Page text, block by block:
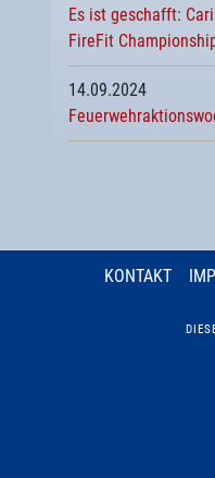
Es ist geschafft:
FireFit
14.09.2024
KONTAKT